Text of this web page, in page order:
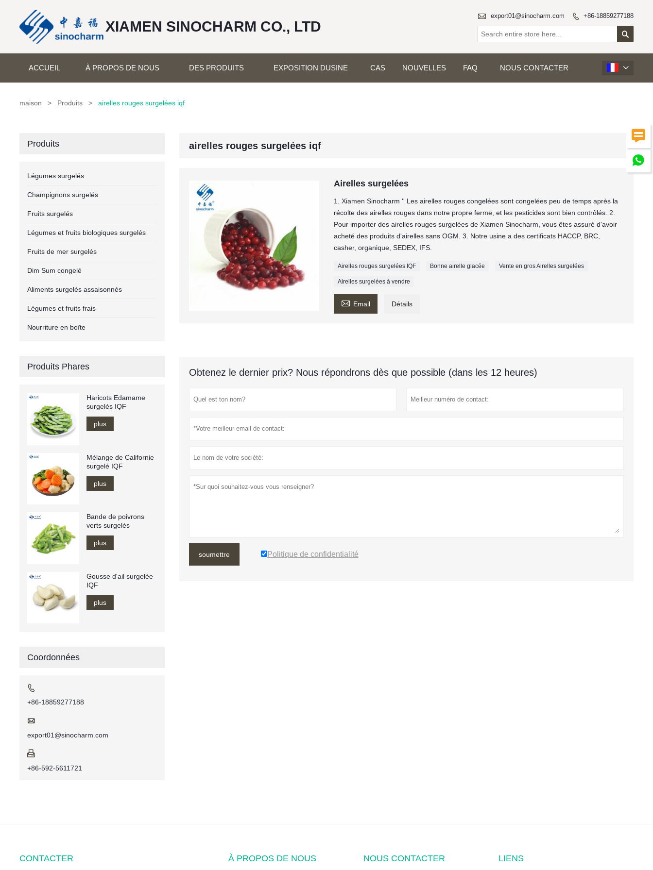


XIAMEN SINOCHARM CO., LTD
 export01@sinocharm.com  +86-18859277188

ACCUEIL À PROPOS DE NOUS DES PRODUITS EXPOSITION DUSINE CAS NOUVELLES FAQ NOUS CONTACTER 
maison > Produits > airelles rouges surgelées iqf
airelles rouges surgelées iqf
Airelles surgelées
1. Xiamen Sinocharm '' Les airelles rouges congelées sont congelées peu de temps après la
récolte des airelles rouges dans notre propre ferme, et les pesticides sont bien contrôlés. 2.
Pour importer des airelles rouges surgelées de Xiamen Sinocharm, vous êtes assuré d'avoir
acheté des produits d'airelles sans OGM. 3. Notre usine a des certificats HACCP, BRC,
casher, organique, SEDEX, IFS.
Airelles rouges surgelées IQF Bonne airelle glacée Vente en gros Airelles surgelées
Airelles surgelées à vendre
 Email Détails
Obtenez le dernier prix? Nous répondrons dès que possible (dans les 12 heures)
soumettre Politique de confidentialité
Produits
Légumes surgelés
Champignons surgelés
Fruits surgelés
Légumes et fruits biologiques surgelés
Fruits de mer surgelés
Dim Sum congelé
Aliments surgelés assaisonnés
Légumes et fruits frais
Nourriture en boîte
Produits Phares
Haricots Edamame
surgelés IQF
plus
Mélange de Californie
surgelé IQF
plus
Bande de poivrons
verts surgelés
plus
Gousse d'ail surgelée
IQF
plus
Coordonnées

+86-18859277188

export01@sinocharm.com

+86-592-5611721
CONTACTER À PROPOS DE NOUS NOUS CONTACTER LIENS